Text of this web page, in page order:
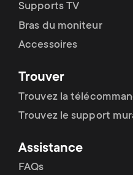
Supports TV
Bras du moniteur
Accessoires
Trouver
Trouvez la
Trouvez le support
Assistance
FAQs